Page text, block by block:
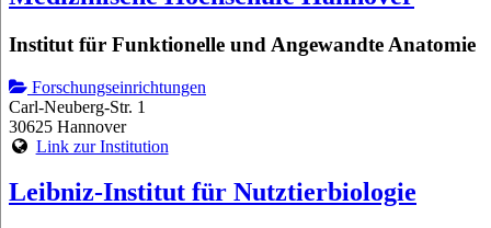
Institut für Funktionelle und Angewandte Anatomie
Forschungseinrichtungen
Carl-Neuberg-Str. 1
30625 Hannover
Link zur Institution
Leibniz-Institut für Nutztierbiologie